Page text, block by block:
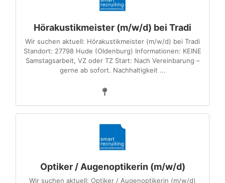
Hörakustikmeister (m/w/d) bei Tradi
Wir suchen aktuell: Hörakustikmeister (m/w/d) bei Tradi
Standort: 27798 Hude (Oldenburg) Informationen: KEINE
Samstagsarbeit, VZ oder TZ Start: Nach Vereinbarung –
gerne ab sofort. Nachhaltigkeit ...
Optiker / Augenoptikerin (m/w/d)
Wir suchen aktuell: Optiker / Augenoptikerin (m/w/d)